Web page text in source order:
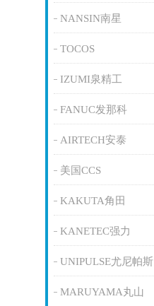
NANSIN南星
TOCOS
IZUMI泉精工
FANUC发那科
AIRTECH安泰
美国CCS
KAKUTA角田
KANETEC强力
UNIPULSE尤尼帕斯
MARUYAMA丸山